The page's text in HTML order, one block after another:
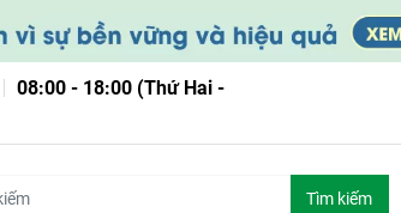
08:00 - 18:00 (Thứ Hai -
Tìm kiếm